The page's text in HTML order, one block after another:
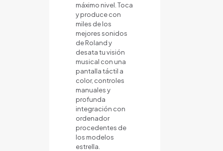
máximo nivel. Toca
y produce con
miles de los
mejores sonidos
de Roland y
desata tu visión
musical con una
pantalla táctil a
color, controles
manuales y
profunda
integración con
ordenador
procedentes de
los modelos
estrella.